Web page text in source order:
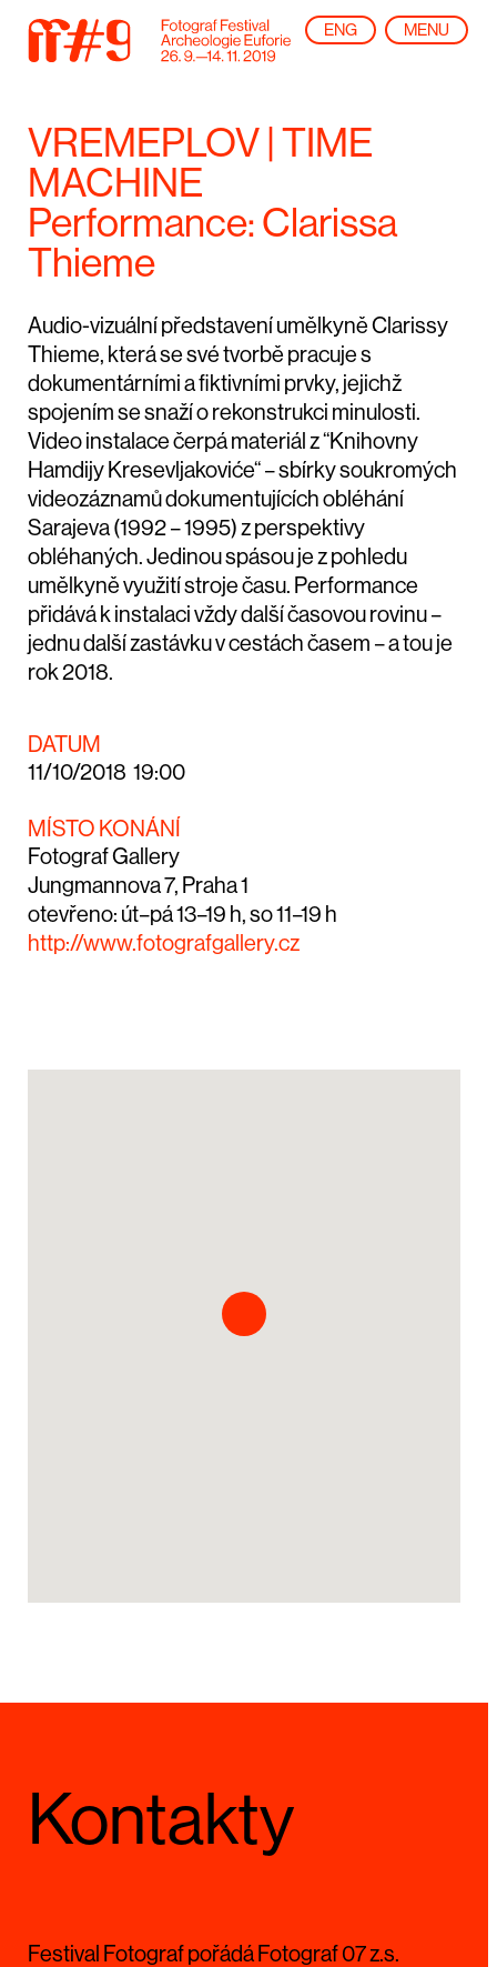
ENG MENU
VREMEPLOV | TIME
MACHINE
Performance: Clarissa
Thieme
Audio-vizuální představení umělkyně Clarissy
Thieme, která se své tvorbě pracuje s
dokumentárními a fiktivními prvky, jejichž
spojením se snaží o rekonstrukci minulosti.
Video instalace čerpá materiál z “Knihovny
Hamdijy Kresevljakoviće“ – sbírky soukromých
videozáznamů dokumentujících obléhání
Sarajeva (1992 – 1995) z perspektivy
obléhaných. Jedinou spásou je z pohledu
umělkyně využití stroje času. Performance
přidává k instalaci vždy další časovou rovinu –
jednu další zastávku v cestách časem – a tou je
rok 2018.
DATUM
11/10/2018 19:00
MÍSTO KONÁNÍ
Fotograf Gallery
Jungmannova 7, Praha 1
otevřeno: út–pá 13–19 h, so 11–19 h
http://www.fotografgallery.cz
Kontakty
Festival Fotograf pořádá Fotograf 07 z.s.